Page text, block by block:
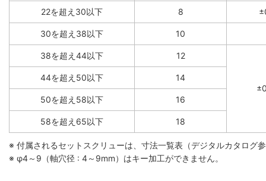
22を超え30以下 8
30を超え38以下 10
38を超え44以下 12
44を超え50以下 14
50を超え58以下 16
58を超え65以下 18
※ 付属されるセットスクリューは、寸法一覧表（デジタルカタログ
※ φ4～9（軸穴径 : 4～9mm）はキー加工ができません。